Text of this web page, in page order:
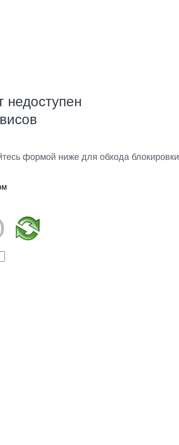
формой ниже для обхода блокировки